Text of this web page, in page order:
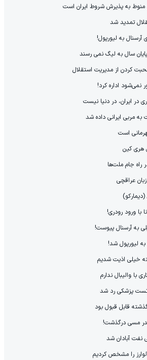
منوط به پذیرش شروط ایران است
تمدید شد
سال به لیگ نمی رسند
کردن از مدیریت استقلال
نمی‌شود اداره کرد!
در ایران، در دنیا نیست
مربی ایرانی داده شد
است
هری کین
راه جام ملت‌ها
عراقچی
با ورود رودری!
به آرسنال پیوست!
به لیورپول شد!
خیلی اذیت شدیم
با والیبال ندارم
تست پزشکی رد شد
قابل قبول بود
پدر مسی درگذشت!
نفت آبادان شد
را مشخص کردیم